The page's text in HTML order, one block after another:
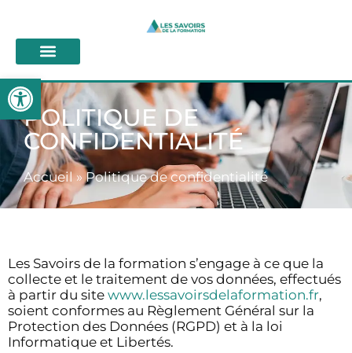
Ouvrir la barre d’outils
POLITIQUE DE
CONFIDENTIALITÉ
Accueil»Politique de confidentialité
Les Savoirs de la formation s’engage à ce que la
collecte et le traitement de vos données, effectués
à partir du site www.lessavoirsdelaformation.fr,
soient conformes au Règlement Général sur la
Protection des Données (RGPD) et à la loi
Informatique et Libertés.